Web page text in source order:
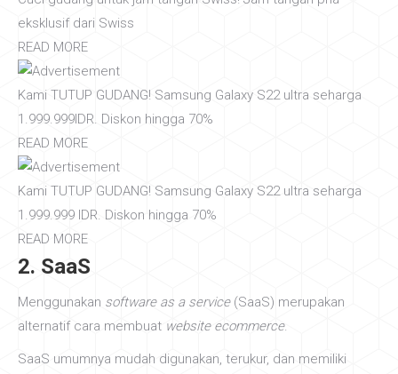
eksklusif dari Swiss
READ MORE
Kami TUTUP GUDANG! Samsung Galaxy S22 ultra seharga
1.999.999IDR. Diskon hingga 70%
READ MORE
Kami TUTUP GUDANG! Samsung Galaxy S22 ultra seharga
1.999.999 IDR. Diskon hingga 70%
READ MORE
2. SaaS
Menggunakan software as a service (SaaS) merupakan
alternatif cara membuat website ecommerce.
SaaS umumnya mudah digunakan, terukur, dan memiliki